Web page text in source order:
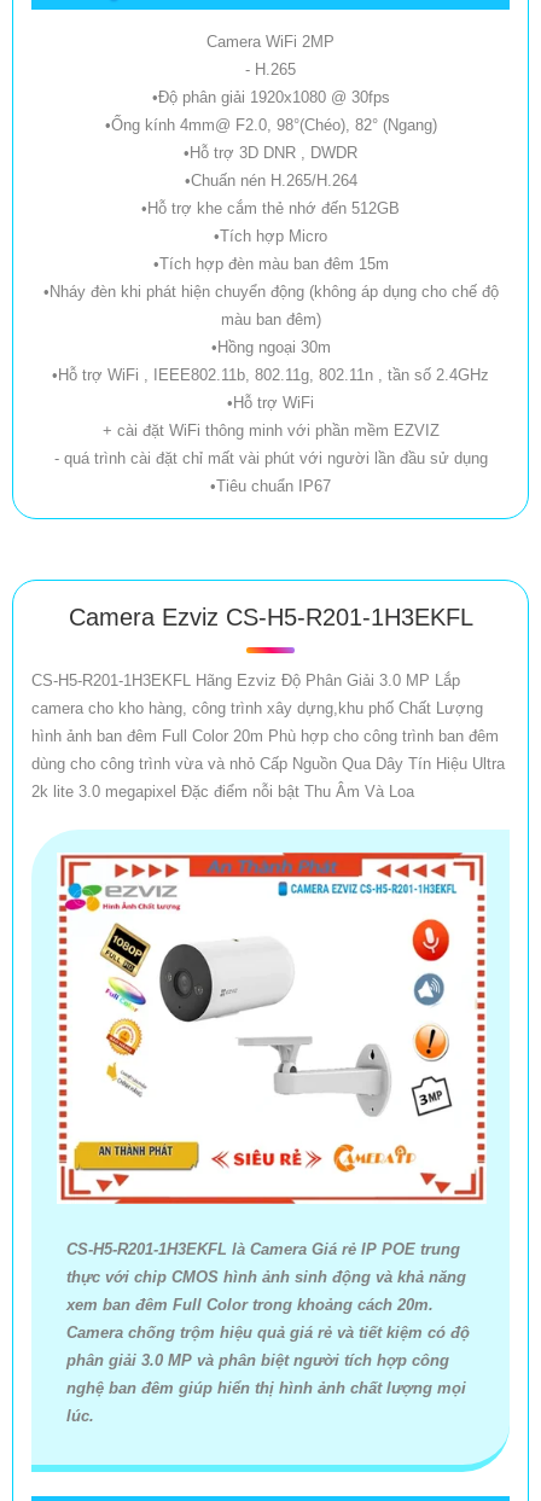
Camera WiFi 2MP
- H.265
•Độ phân giải 1920x1080 @ 30fps
•Ống kính 4mm@ F2.0, 98°(Chéo), 82° (Ngang)
•Hỗ trợ 3D DNR , DWDR
•Chuấn nén H.265/H.264
•Hỗ trợ khe cắm thẻ nhớ đến 512GB
•Tích hợp Micro
•Tích hợp đèn màu ban đêm 15m
•Nháy đèn khi phát hiện chuyển động (không áp dụng cho chế độ
màu ban đêm)
•Hồng ngoại 30m
•Hỗ trợ WiFi , IEEE802.11b, 802.11g, 802.11n , tần số 2.4GHz
•Hỗ trợ WiFi
+ cài đặt WiFi thông minh với phần mềm EZVIZ
- quá trình cài đặt chỉ mất vài phút với người lần đầu sử dụng
•Tiêu chuẩn IP67
Camera Ezviz CS-H5-R201-1H3EKFL
CS-H5-R201-1H3EKFL Hãng Ezviz Độ Phân Giải 3.0 MP Lắp
camera cho kho hàng, công trình xây dựng,khu phố Chất Lượng
hình ảnh ban đêm Full Color 20m Phù hợp cho công trình ban đêm
dùng cho công trình vừa và nhỏ Cấp Nguồn Qua Dây Tín Hiệu Ultra
2k lite 3.0 megapixel Đặc điểm nỗi bật Thu Âm Và Loa
CS-H5-R201-1H3EKFL là Camera Giá rẻ IP POE trung
thực với chip CMOS hình ảnh sinh động và khả năng
xem ban đêm Full Color trong khoảng cách 20m.
Camera chống trộm hiệu quả giá rẻ và tiết kiệm có độ
phân giải 3.0 MP và phân biệt người tích hợp công
nghệ ban đêm giúp hiển thị hình ảnh chất lượng mọi
lúc.